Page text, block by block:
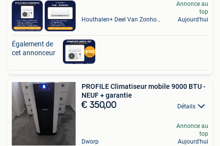
Houthalen+ Deel Van Zonhoven En Zolder
Annonce au
top
Aujourd'hui
Également de
cet annonceur
PROFILE Climatiseur mobile 9000 BTU -
NEUF + garantie
€ 350,00 Détails
Dworp
Annonce au
top
Aujourd'hui